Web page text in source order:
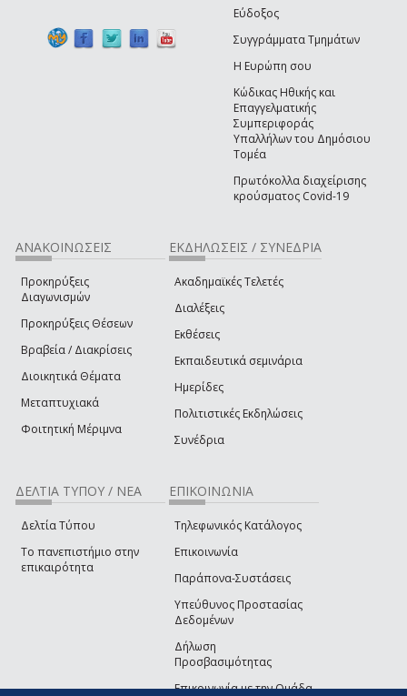
Εύδοξος
Συγγράμματα Τμημάτων
Η Ευρώπη σου
Κώδικας Ηθικής και
Επαγγελματικής
Συμπεριφοράς
Υπαλλήλων του Δημόσιου
Τομέα
Πρωτόκολλα διαχείρισης
κρούσματος Covid-19
ΑΝΑΚΟΙΝΩΣΕΙΣ
Προκηρύξεις
Διαγωνισμών
Προκηρύξεις Θέσεων
Βραβεία / Διακρίσεις
Διοικητικά Θέματα
Μεταπτυχιακά
Φοιτητική Μέριμνα
ΕΚΔΗΛΩΣΕΙΣ / ΣΥΝΕΔΡΙΑ
Ακαδημαϊκές Τελετές
Διαλέξεις
Εκθέσεις
Εκπαιδευτικά σεμινάρια
Ημερίδες
Πολιτιστικές Εκδηλώσεις
Συνέδρια
ΔΕΛΤΙΑ ΤΥΠΟΥ / ΝΕΑ
Δελτία Τύπου
Το πανεπιστήμιο στην
επικαιρότητα
ΕΠΙΚΟΙΝΩΝΙΑ
Τηλεφωνικός Κατάλογος
Επικοινωνία
Παράπονα-Συστάσεις
Υπεύθυνος Προστασίας
Δεδομένων
Δήλωση
Προσβασιμότητας
Επικοινωνία με την Ομάδα